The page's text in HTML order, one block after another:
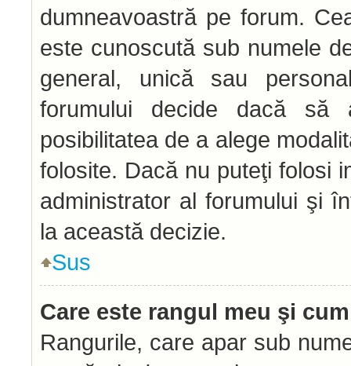
dumneavoastră pe forum.
este cunoscută sub numele
general, unică sau
forumului decide dacă să
posibilitatea de a alege
folosite. Dacă nu puteţi folosi
administrator al forumului şi
la această decizie.
Sus
Care este rangul meu şi
Rangurile, care apar sub